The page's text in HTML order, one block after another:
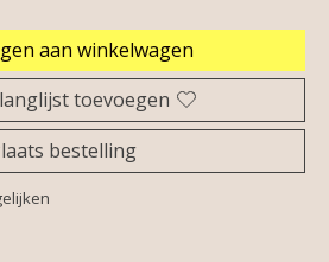
aan winkelwagen
toevoegen
bestelling